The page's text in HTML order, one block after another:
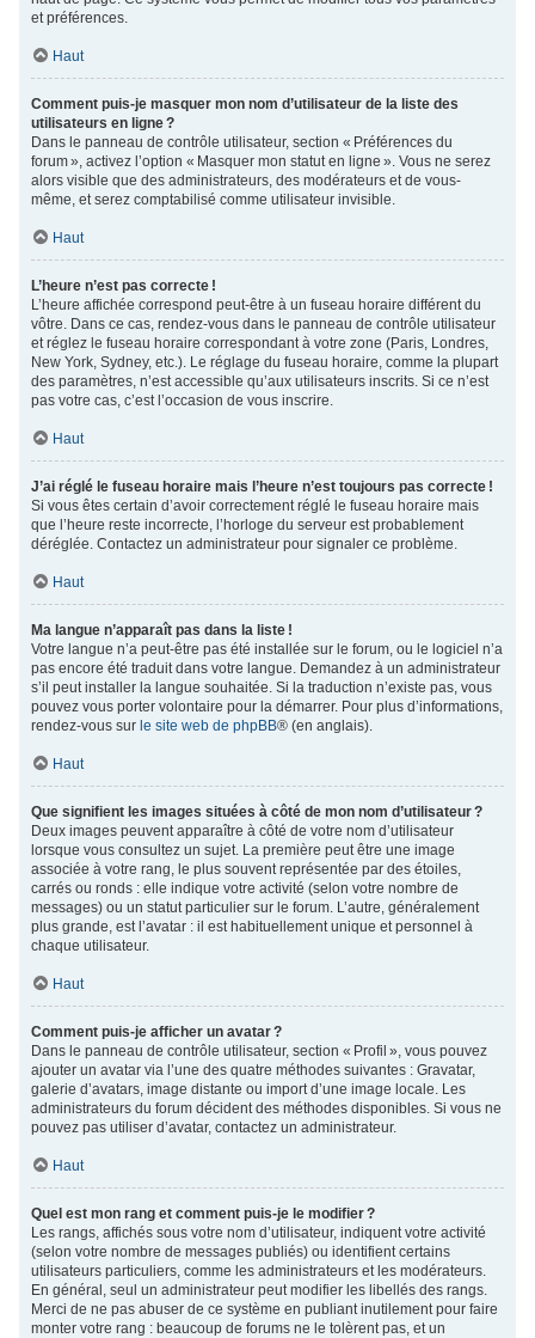
et préférences.
Haut
Comment puis-je masquer mon nom d’utilisateur de la liste des
utilisateurs en ligne ?
Dans le panneau de contrôle utilisateur, section « Préférences du
forum », activez l’option « Masquer mon statut en ligne ». Vous ne serez
alors visible que des administrateurs, des modérateurs et de vous-
même, et serez comptabilisé comme utilisateur invisible.
Haut
L’heure n’est pas correcte !
L’heure affichée correspond peut-être à un fuseau horaire différent du
vôtre. Dans ce cas, rendez-vous dans le panneau de contrôle utilisateur
et réglez le fuseau horaire correspondant à votre zone (Paris, Londres,
New York, Sydney, etc.). Le réglage du fuseau horaire, comme la plupart
des paramètres, n’est accessible qu’aux utilisateurs inscrits. Si ce n’est
pas votre cas, c’est l’occasion de vous inscrire.
Haut
J’ai réglé le fuseau horaire mais l’heure n’est toujours pas correcte !
Si vous êtes certain d’avoir correctement réglé le fuseau horaire mais
que l’heure reste incorrecte, l’horloge du serveur est probablement
déréglée. Contactez un administrateur pour signaler ce problème.
Haut
Ma langue n’apparaît pas dans la liste !
Votre langue n’a peut-être pas été installée sur le forum, ou le logiciel n’a
pas encore été traduit dans votre langue. Demandez à un administrateur
s’il peut installer la langue souhaitée. Si la traduction n’existe pas, vous
pouvez vous porter volontaire pour la démarrer. Pour plus d’informations,
rendez-vous sur le site web de phpBB® (en anglais).
Haut
Que signifient les images situées à côté de mon nom d’utilisateur ?
Deux images peuvent apparaître à côté de votre nom d’utilisateur
lorsque vous consultez un sujet. La première peut être une image
associée à votre rang, le plus souvent représentée par des étoiles,
carrés ou ronds : elle indique votre activité (selon votre nombre de
messages) ou un statut particulier sur le forum. L’autre, généralement
plus grande, est l’avatar : il est habituellement unique et personnel à
chaque utilisateur.
Haut
Comment puis-je afficher un avatar ?
Dans le panneau de contrôle utilisateur, section « Profil », vous pouvez
ajouter un avatar via l’une des quatre méthodes suivantes : Gravatar,
galerie d’avatars, image distante ou import d’une image locale. Les
administrateurs du forum décident des méthodes disponibles. Si vous ne
pouvez pas utiliser d’avatar, contactez un administrateur.
Haut
Quel est mon rang et comment puis-je le modifier ?
Les rangs, affichés sous votre nom d’utilisateur, indiquent votre activité
(selon votre nombre de messages publiés) ou identifient certains
utilisateurs particuliers, comme les administrateurs et les modérateurs.
En général, seul un administrateur peut modifier les libellés des rangs.
Merci de ne pas abuser de ce système en publiant inutilement pour faire
monter votre rang : beaucoup de forums ne le tolèrent pas, et un